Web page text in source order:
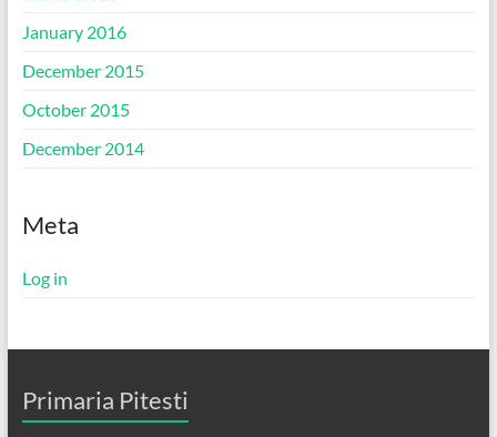
January 2016
December 2015
October 2015
December 2014
Meta
Log in
Primaria Pitesti